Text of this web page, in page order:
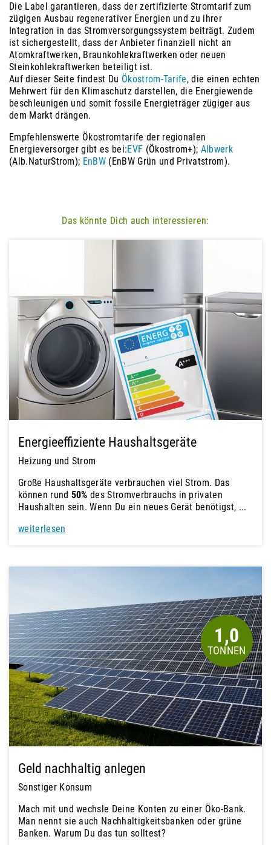
Die Label garantieren, dass der zertifizierte Stromtarif zum
zügigen Ausbau regenerativer Energien und zu ihrer
Integration in das Stromversorgungssystem beiträgt. Zudem
ist sichergestellt, dass der Anbieter finanziell nicht an
Atomkraftwerken, Braunkohlekraftwerken oder neuen
Steinkohlekraftwerken beteiligt ist.
Auf dieser Seite findest Du Ökostrom-Tarife, die einen echten
Mehrwert für den Klimaschutz darstellen, die Energiewende
beschleunigen und somit fossile Energieträger zügiger aus
dem Markt drängen.
Empfehlenswerte Ökostromtarife der regionalen
Energieversorger gibt es bei:EVF (Ökostrom+); Albwerk
(Alb.NaturStrom); EnBW (EnBW Grün und Privatstrom).
Das könnte Dich auch interessieren:
Energieeffiziente Haushaltsgeräte
Heizung und Strom
Große Haushaltsgeräte verbrauchen viel Strom. Das
können rund 50% des Stromverbrauchs in privaten
Haushalten sein. Wenn Du ein neues Gerät benötigst, ...
weiterlesen
Geld nachhaltig anlegen
Sonstiger Konsum
Mach mit und wechsle Deine Konten zu einer Öko-Bank.
Man nennt sie auch Nachhaltigkeitsbanken oder grüne
Banken. Warum Du das tun solltest?
1,0